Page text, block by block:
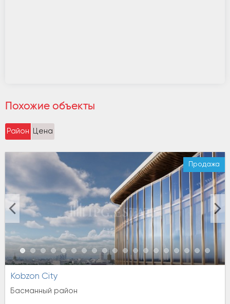
Похожие объекты
Район Цена
Продажа
Kobzon City
Басманный район